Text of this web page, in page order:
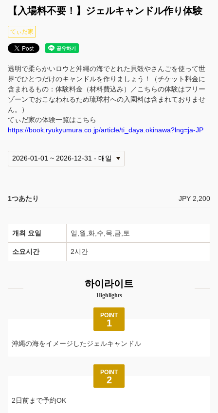
【入場料不要！】ジェルキャンドル作り体験
てぃだ家
透明で柔らかいロウと沖縄の海でとれた貝殻やさんごを使って世
界でひとつだけのキャンドルを作りましょう！（チケット料金に
含まれるもの：体験料金（材料費込み）／こちらの体験はフリー
ゾーンでおこなわれるため琉球村への入園料は含まれておりませ
ん。）
てぃだ家の体験一覧はこちら
https://book.ryukyumura.co.jp/article/ti_daya.okinawa?lng=ja-JP
1つあたり JPY 2,200
개최 요일 일,월,화,수,목,금,토
소요시간 2시간
하이라이트
Highlights
POINT
1
沖縄の海をイメージしたジェルキャンドル
POINT
2
2日前まで予約OK